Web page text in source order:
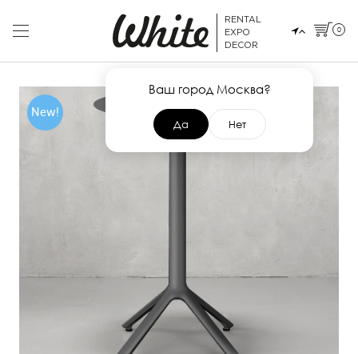
RENTAL
EXPO
DECOR
Ваш город Москва?
Да Нет
0
New!